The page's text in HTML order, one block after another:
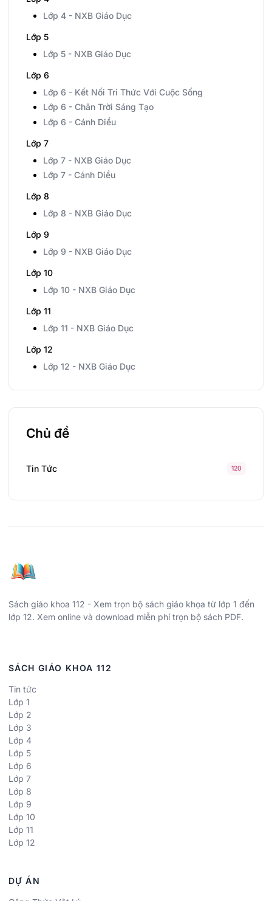
Lớp 4 - NXB Giáo Dục
Lớp 5
Lớp 5 - NXB Giáo Dục
Lớp 6
Lớp 6 - Kết Nối Tri Thức Với Cuộc Sống
Lớp 6 - Chân Trời Sáng Tạo
Lớp 6 - Cánh Diều
Lớp 7
Lớp 7 - NXB Giáo Dục
Lớp 7 - Cánh Diều
Lớp 8
Lớp 8 - NXB Giáo Dục
Lớp 9
Lớp 9 - NXB Giáo Dục
Lớp 10
Lớp 10 - NXB Giáo Dục
Lớp 11
Lớp 11 - NXB Giáo Dục
Lớp 12
Lớp 12 - NXB Giáo Dục
Chủ đề
Tin Tức 120
Sách giáo khoa 112 - Xem trọn bộ sách giáo khọa từ lớp 1 đến
lớp 12. Xem online và download miễn phí trọn bộ sách PDF.
SÁCH GIÁO KHOA 112
Tin tức
Lớp 1
Lớp 2
Lớp 3
Lớp 4
Lớp 5
Lớp 6
Lớp 7
Lớp 8
Lớp 9
Lớp 10
Lớp 11
Lớp 12
DỰ ÁN